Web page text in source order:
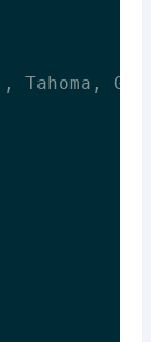
, Tahoma,